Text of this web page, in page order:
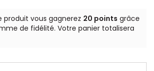
produit vous gagnerez 20 points grâce
de fidélité. Votre panier totalisera